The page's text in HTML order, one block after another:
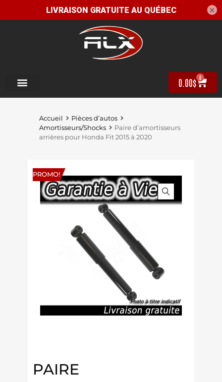
0.00$ 0
Accueil
Pièces d’autos
Amortisseurs/Shocks
Paire d’amortisseurs
arrières pour Honda Fit 2015 à 2020
PROMO!
PAIRE
×